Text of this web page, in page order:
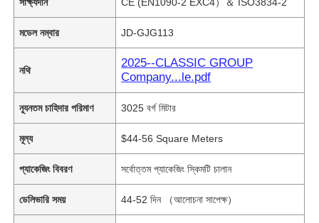
মডেল নম্বার JD-GJG113
নথি
2025--CLASSIC GROUP
Company...le.pdf
ন্যূনতম চাহিদার পরিমাণ 3025 বর্গ মিটার
মূল্য $44-56 Square Meters
প্যাকেজিং বিবরণ সর্বোত্তম প্যাকেজিং স্কিমটি চালান
ডেলিভারি সময় 44-52 দিন （আলোচনা সাপেক্ষ）